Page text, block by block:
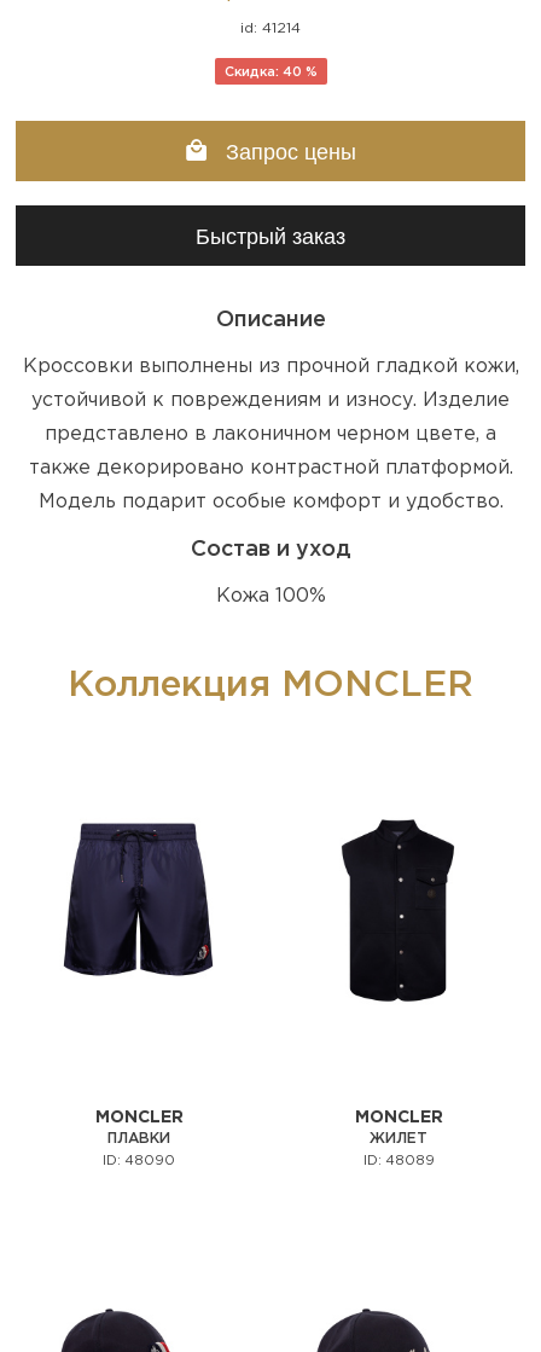
id: 41214
Скидка: 40 %
Запрос цены
Быстрый заказ
Описание
Кроссовки выполнены из прочной гладкой кожи,
устойчивой к повреждениям и износу. Изделие
представлено в лаконичном черном цвете, а
также декорировано контрастной платформой.
Модель подарит особые комфорт и удобство.
Состав и уход
Кожа 100%
Коллекция MONCLER
MONCLER
ПЛАВКИ
ID: 48090
MONCLER
ЖИЛЕТ
ID: 48089